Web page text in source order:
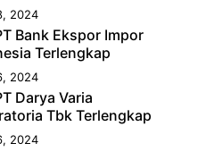
2024
Bank Ekspor Impor
Terlengkap
2024
Darya Varia
Tbk Terlengkap
2024